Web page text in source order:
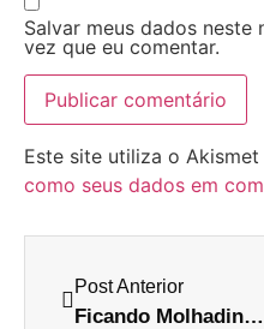
Salvar meus dados
vez que eu comentar.
Este site utiliza o
como seus dados em
Post Anterior
Ficando Molhadinha – Rodrigo Santoro